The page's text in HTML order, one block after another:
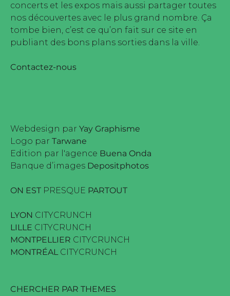
concerts et les expos mais aussi partager toutes
nos découvertes avec le plus grand nombre. Ça
tombe bien, c’est ce qu’on fait sur ce site en
publiant des bons plans sorties dans la ville.
Contactez-nous
Webdesign par Yay Graphisme
Logo par Tarwane
Edition par l'agence Buena Onda
Banque d’images Depositphotos
ON EST PRESQUE PARTOUT
LYON CITYCRUNCH
LILLE CITYCRUNCH
MONTPELLIER CITYCRUNCH
MONTRÉALCITYCRUNCH
CHERCHER PAR THEMES